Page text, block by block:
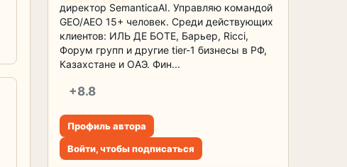
директор SemanticaAI. Управляю командой
GEO/AEO 15+ человек. Среди действующих
клиентов: ИЛЬ ДЕ БОТЕ, Барьер, Ricci,
Форум групп и другие tier-1 бизнесы в РФ,
Казахстане и ОАЭ. Фин...
+8.8
Профиль автора
Войти, чтобы подписаться